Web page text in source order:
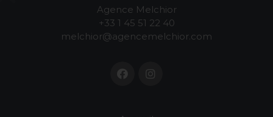
Agence Melchior
+33 1 45 51 22 40
melchior@agencemelchior.com